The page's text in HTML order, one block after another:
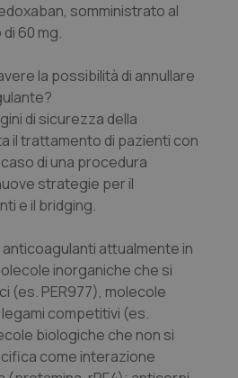
somministrato al
60 mg.
la possibilità di annullare
di sicurezza della
il trattamento di pazienti con
di una procedura
strategie per il
e il bridging.
anticoagulanti attualmente in
inorganiche che si
(es. PER977), molecole
competitivi (es.
biologiche che non si
come interazione
www.quotidianosanita.it
www.quotidianosanita.it
Google LLC